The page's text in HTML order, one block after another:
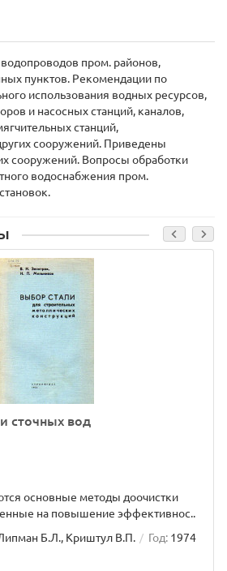
пром. районов,
пунктов. Рекомендации по
использования водных ресурсов,
и насосных станций, каналов,
станций,
сооружений. Приведены
сооружений. Вопросы обработки
водоснабжения пром.
сточных вод
основные методы доочистки
на повышение эффективнос..
Б.Л., Криштул В.П. Год: 1974